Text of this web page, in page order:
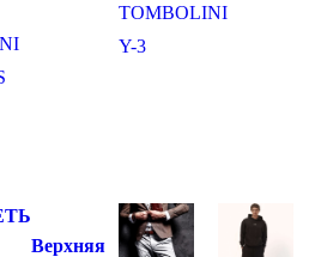
TOMBOLINI
Y-3
Верхняя